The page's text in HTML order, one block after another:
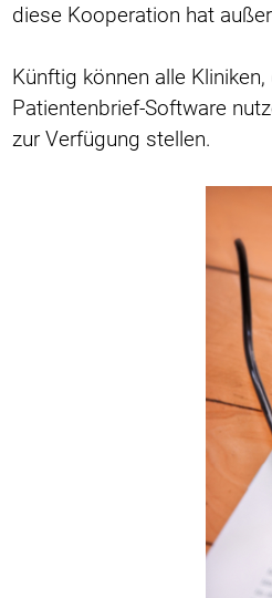
diese Kooperation hat
Künftig können alle
Patientenbrief-Software
zur Verfügung stellen.